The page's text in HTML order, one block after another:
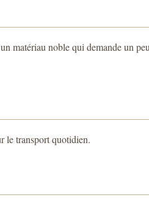
matériau noble qui demande un
le transport quotidien.